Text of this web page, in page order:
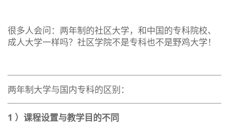
很多人会问：两年制的社区大学，和中国的专科院校、
成人大学一样吗？社区学院不是专科也不是野鸡大学！
两年制大学与国内专科的区别：
1 ）课程设置与教学目的不同